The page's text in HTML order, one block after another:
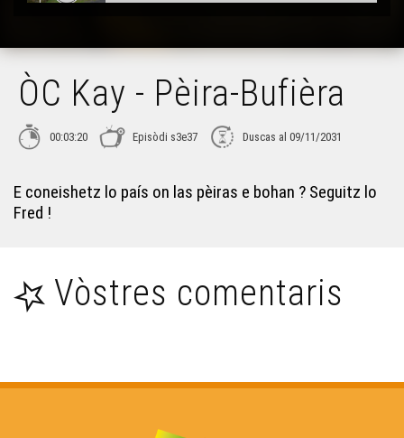
ÒC KAY - Tula
ÒC Kay - La teulièra
ÒC Kay - Pèira-Bufièra
ÒC Kay - Pèira-Bufièra
00:03:20 Episòdi s3e37 Duscas al 09/11/2031
E coneishetz lo país on las pèiras e bohan ? Seguitz lo
Fred !
Vòstres comentaris